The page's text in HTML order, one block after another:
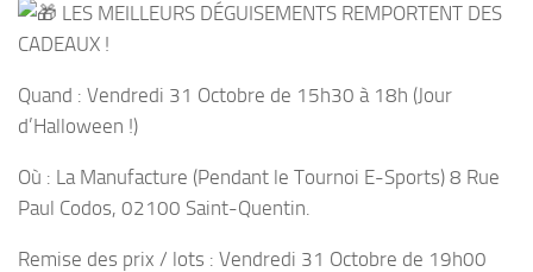
LES MEILLEURS DÉGUISEMENTS REMPORTENT DES
CADEAUX !
Quand : Vendredi 31 Octobre de 15h30 à 18h (Jour
d’Halloween !)
Où : La Manufacture (Pendant le Tournoi E-Sports) 8 Rue
Paul Codos, 02100 Saint-Quentin.
Remise des prix / lots : Vendredi 31 Octobre de 19h00